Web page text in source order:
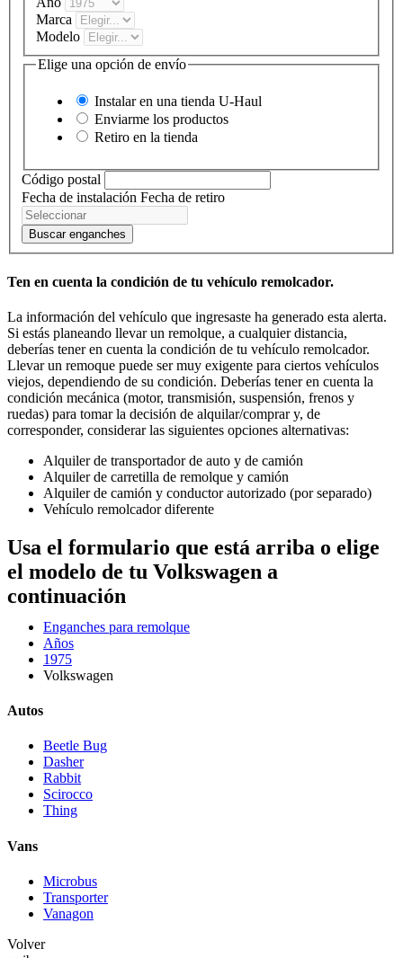
Marca
Modelo
Elige una opción de envío
Instalar en una tienda U-Haul
Enviarme los productos
Retiro en la tienda
Código postal
Fecha de instalación Fecha de retiro
Buscar enganches
Ten en cuenta la condición de tu vehículo remolcador.
La información del vehículo que ingresaste ha generado esta alerta.
Si estás planeando llevar un remolque, a cualquier distancia,
deberías tener en cuenta la condición de tu vehículo remolcador.
Llevar un remoque puede ser muy exigente para ciertos vehículos
viejos, dependiendo de su condición. Deberías tener en cuenta la
condición mecánica (motor, transmisión, suspensión, frenos y
ruedas) para tomar la decisión de alquilar/comprar y, de
corresponder, considerar las siguientes opciones alternativas:
Alquiler de transportador de auto y de camión
Alquiler de carretilla de remolque y camión
Alquiler de camión y conductor autorizado (por separado)
Vehículo remolcador diferente
Usa el formulario que está arriba o elige
el modelo de tu Volkswagen a
continuación
Enganches para remolque
Años
1975
Volkswagen
Autos
Beetle Bug
Dasher
Rabbit
Scirocco
Thing
Vans
Microbus
Transporter
Vanagon
Volver